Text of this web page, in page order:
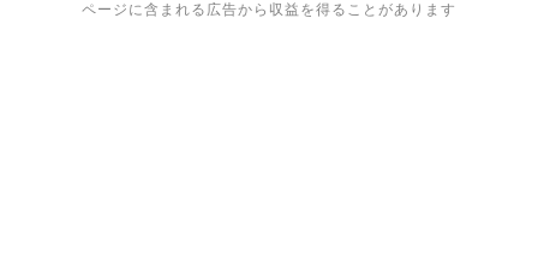
ページに含まれる広告から収益を得ることがあります